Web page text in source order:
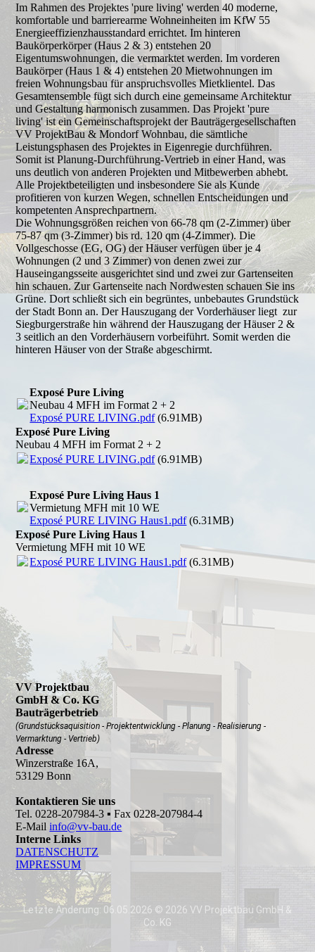
Im Rahmen des Projektes 'pure living' werden 40 moderne,
komfortable und barrierearme Wohneinheiten im KfW 55
Energieeffizienzhausstandard errichtet. Im hinteren
Baukörperkörper (Haus 2 & 3) entstehen 20
Eigentumswohnungen, die vermarktet werden. Im vorderen
Baukörper (Haus 1 & 4) entstehen 20 Mietwohnungen im
freien Wohnungsbau für anspruchsvolles Mietklientel. Das
Gesamtensemble fügt sich durch eine gemeinsame Architektur
und Gestaltung harmonisch zusammen. Das Projekt 'pure
living' ist ein Gemeinschaftsprojekt der Bauträgergesellschaften
VV ProjektBau & Mondorf Wohnbau, die sämtliche
Leistungsphasen des Projektes in Eigenregie durchführen.
Somit ist Planung-Durchführung-Vertrieb in einer Hand, was
uns deutlich von anderen Projekten und Mitbewerben abhebt.
Alle Projektbeteiligten und insbesondere Sie als Kunde
profitieren von kurzen Wegen, schnellen Entscheidungen und
kompetenten Ansprechpartnern.
Die Wohnungsgrößen reichen von 66-78 qm (2-Zimmer) über
75-87 qm (3-Zimmer) bis rd. 120 qm (4-Zimmer). Die
Vollgeschosse (EG, OG) der Häuser verfügen über je 4
Wohnungen (2 und 3 Zimmer) von denen zwei zur
Hauseingangsseite ausgerichtet sind und zwei zur Gartenseiten
hin schauen. Zur Gartenseite nach Nordwesten schauen Sie ins
Grüne. Dort schließt sich ein begrüntes, unbebautes Grundstück
der Stadt Bonn an. Der Hauszugang der Vorderhäuser liegt zur
Siegburgerstraße hin während der Hauszugang der Häuser 2 &
3 seitlich an den Vorderhäusern vorbeiführt. Somit werden die
hinteren Häuser von der Straße abgeschirmt.
Exposé Pure Living
Neubau 4 MFH im Format 2 + 2
Exposé PURE LIVING.pdf(6.91MB)
Exposé Pure Living
Neubau 4 MFH im Format 2 + 2
Exposé PURE LIVING.pdf(6.91MB)
Exposé Pure Living Haus 1
Vermietung MFH mit 10 WE
Exposé PURE LIVING Haus1.pdf(6.31MB)
Exposé Pure Living Haus 1
Vermietung MFH mit 10 WE
Exposé PURE LIVING Haus1.pdf(6.31MB)
VV Projektbau
GmbH & Co. KG
Bauträgerbetrieb
(Grundstücksaquisition - Projektentwicklung - Planung - Realisierung -
Vermarktung - Vertrieb)
Adresse
Winzerstraße 16A,
53129 Bonn
Kontaktieren Sie uns
Tel. 0228-207984-3 ▪ Fax 0228-207984-4
E-Mailinfo@vv-bau.de
Interne Links
DATEN­SCHUTZ
IMPRESSUM
Letzte Änderung: 06.05.2026 © 2026 VV Projektbau GmbH &
Co. KG